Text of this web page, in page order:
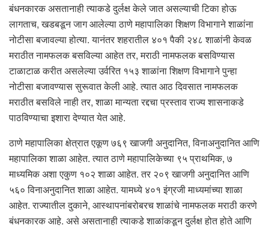
बंधनकारक असतानाही त्याकडे दुर्लक्ष केले जात असल्याची टिका होऊ
लागताच, खडबडून जाग आलेल्या ठाणे महापालिका शिक्षण विभागाने शाळांना
नोटीसा बजावल्या होत्या. यानंतर शहरातील ४०१ पैकी २४८ शाळांनी केवळ
मराठीत नामफलक बसविल्या आहेत तर, मराठी नामफलक बसविण्यास
टाळाटाळ करीत असलेल्या उर्वरित १५३ शाळांना शिक्षण विभागाने पुन्हा
नोटीसा बजावण्यास सुरूवात केली आहे. त्यात आठ दिवसात नामफलक
मराठीत बसविले नाही तर, शाळा मान्यता रद्दचा प्रस्ताव राज्य शासनाकडे
पाठविण्याचा इशारा देण्यात येत आहे.
ठाणे महापालिका क्षेत्रात एकूण ७६९ खाजगी अनुदानित, विनाअनुदानित आणि
महापालिका शाळा आहेत. त्यात ठाणे महापालिकेच्या ९५ प्राथमिक, ७
माध्यमिक अशा एकुण १०२ शाळा आहेत. तर २०९ खाजगी अनुदानित आणि
५६० विनाअनुदानित शाळा आहेत. यामध्ये ४०१ इंग्रजी माध्यमांच्या शाळा
आहेत. राज्यातील दुकाने, आस्थापनांबरोबरच शाळांचे नामफलक मराठी करणे
बंधनकारक आहे. असे असतानाही त्याकडे शाळांकडून दुर्लक्ष होत होते आणि